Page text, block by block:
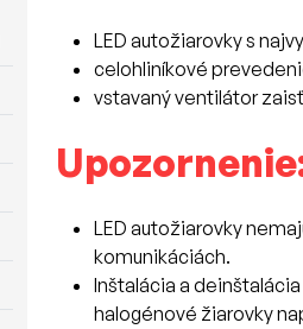
LED autožiarovky s
celohliníkové
vstavaný ventilátor
LED autožiarovky
komunikáciách.
Inštalácia a
halogénové žiarovky